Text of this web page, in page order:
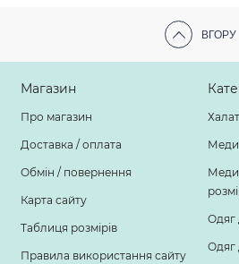
ВГОРУ
Магазин
Про магазин
Доставка / оплата
Обмін / повернення
Карта сайту
Таблиця розмірів
Правила використання сайту
Одяг
Одяг